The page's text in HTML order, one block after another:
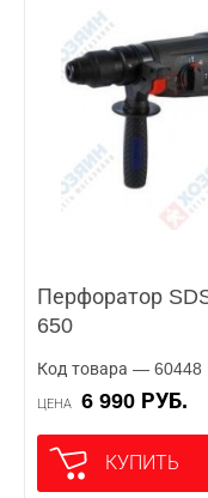
Перфоратор
650
Код товара — 60448
ЦЕНА 6 990 РУБ.
КУПИТЬ